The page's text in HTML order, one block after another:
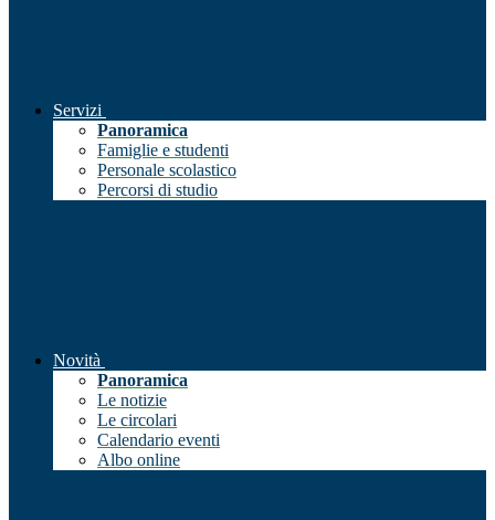
Servizi
Panoramica
Famiglie e studenti
Personale scolastico
Percorsi di studio
Novità
Panoramica
Le notizie
Le circolari
Calendario eventi
Albo online